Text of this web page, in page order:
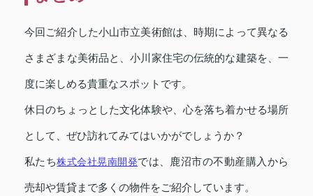
今回ご紹介した小山市立美術館は、時期によって異なる
さまざまな美術品と、小川家住宅の伝統的な建築を、一
度に楽しめる貴重なスポットです。
休日のちょっとした文化体験や、心を落ち着かせる場所
として、ぜひ訪れてみてはいかがでしょうか？
私たち株式会社晃南開発では、鹿沼市の不動産購入から
売却や賃貸まで多くの物件をご紹介しています。